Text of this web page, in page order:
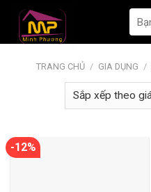
nội
kiếm:
TRANG CHỦ / GIA DỤNG /
-12%